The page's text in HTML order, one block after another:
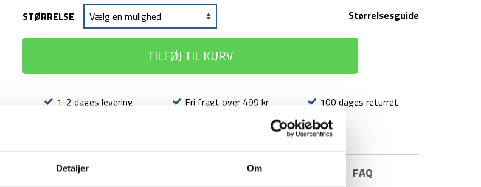
Detaljer Om
Størrelsesguide
STØRRELSE
TILFØJ TIL KURV
1-2 dages levering Fri fragt over 499 kr 100 dages returret
BESKRIVELSE YDERLIGERE INFORMATION FAQ